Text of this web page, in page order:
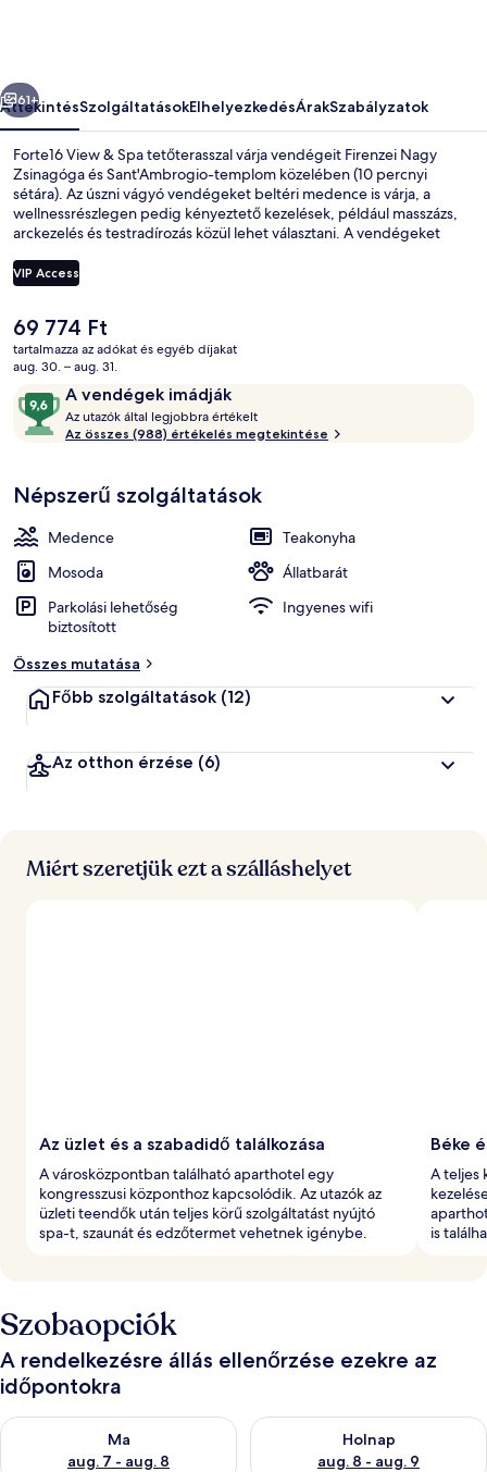
Következő
61+
ÁttekintésSzolgáltatásokElhelyezkedésÁrakSzabályzatok
Forte16 View & Spa tetőterasszal várja vendégeit Firenzei Nagy
Zsinagóga és Sant'Ambrogio-templom közelében (10 percnyi
sétára). Az úszni vágyó vendégeket beltéri medence is várja, a
wellnessrészlegen pedig kényeztető kezelések, például masszázs,
arckezelés és testradírozás közül lehet választani. A vendégeket
kényelmét pedig esőzuhany, kényelmi párnázat és pehelypaplan
fokozza. Más utazók nagyra értékelik a szálláshely következő
VIP Access
A
jelenlegi
ár
69 774 Ft
tartalmazza az adókat és egyéb díjakat
aug. 30. – aug. 31.
ÉrtékelésekA vendégek imádják
9,6
ennyiből:
10,
vendégek
imádják
Az utazók által legjobbra értékelt
z
t
z
ó
k
á
l
e
r
Az összes (988) értékelés megtekintése
Népszerű szolgáltatások
Medence
Teakonyha
Mosoda
Állatbarát
Parkolási lehetőség
biztosított
Ingyenes wifi
Összes mutatása
Főbb szolgáltatások (12)
Az otthon érzése (6)
Miért szeretjük ezt a szálláshelyet
Az üzlet és a szabadidő találkozása
A városközpontban található aparthotel egy
kongresszusi központhoz kapcsolódik. Az utazók az
üzleti teendők után teljes körű szolgáltatást nyújtó
spa-t, szaunát és edzőtermet vehetnek igénybe.
Béke
A teljes
is
Szobaopciók
A rendelkezésre állás ellenőrzése ezekre az
időpontokra
Ma
aug. 7 - aug. 8
A ma esti rendelkezésre állás ellenőrzése: aug. 7 - aug. 8
Holnap
aug. 8 - aug. 9
A holnapi rendelkezésre állás